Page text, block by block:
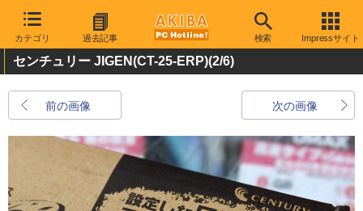
カテゴリ 過去記事 検索 Impressサイト
センチュリー JIGEN(CT-25-ERP)(2/6)
前の画像 次の画像